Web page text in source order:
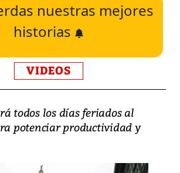
nuestras mejores
historias
VIDEOS
todos los días feriados al
potenciar productividad y